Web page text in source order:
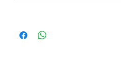
OEM part